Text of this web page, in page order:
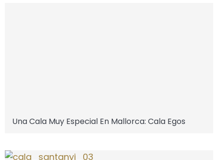
Una Cala Muy Especial En Mallorca: Cala Egos